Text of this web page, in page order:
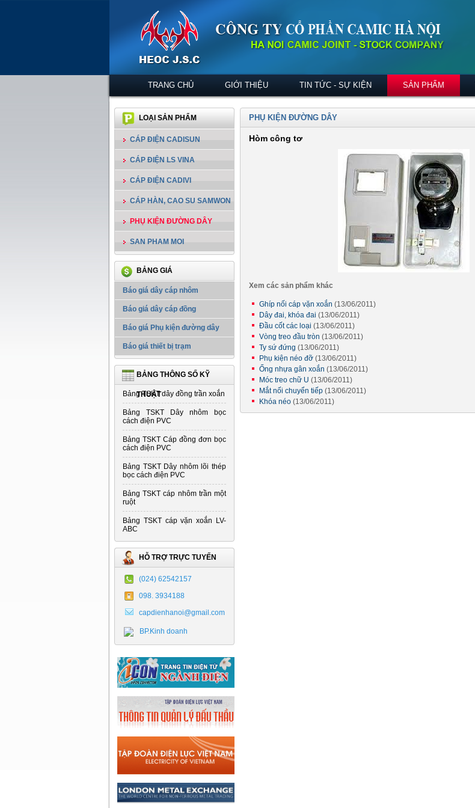
TRANG CHỦ GIỚI THIỆU TIN TỨC - SỰ KIỆN SẢN PHẨM
LOẠI SẢN PHẨM
CÁP ĐIỆN CADISUN
CÁP ĐIỆN LS VINA
CÁP ĐIỆN CADIVI
CÁP HÀN, CAO SU SAMWON
PHỤ KIỆN ĐƯỜNG DÂY
SAN PHAM MOI
BẢNG GIÁ
Báo giá dây cáp nhôm
Báo giá dây cáp đồng
Báo giá Phụ kiện đường dây
Báo giá thiết bị trạm
BẢNG THÔNG SỐ KỸ
THUẬT
Bảng TSKT dây đồng trần xoắn
Bảng TSKT Dây nhôm bọc
cách điện PVC
Bảng TSKT Cáp đồng đơn bọc
cách điện PVC
Bảng TSKT Dây nhôm lõi thép
bọc cách điện PVC
Bảng TSKT cáp nhôm trần một
ruột
Bảng TSKT cáp vặn xoắn LV-
ABC
HỖ TRỢ TRỰC TUYẾN
(024) 62542157
098. 3934188
capdienhanoi@gmail.com
BP.Kinh doanh
PHỤ KIỆN ĐƯỜNG DÂY
Hòm công tơ
Xem các sản phẩm khác
Ghíp nối cáp vặn xoắn (13/06/2011)
Dây đai, khóa đai (13/06/2011)
Đầu cốt các loại (13/06/2011)
Vòng treo đầu tròn (13/06/2011)
Ty sứ đứng (13/06/2011)
Phụ kiện néo đỡ (13/06/2011)
Ống nhựa gân xoắn (13/06/2011)
Móc treo chữ U (13/06/2011)
Mắt nối chuyển tiếp (13/06/2011)
Khóa néo (13/06/2011)